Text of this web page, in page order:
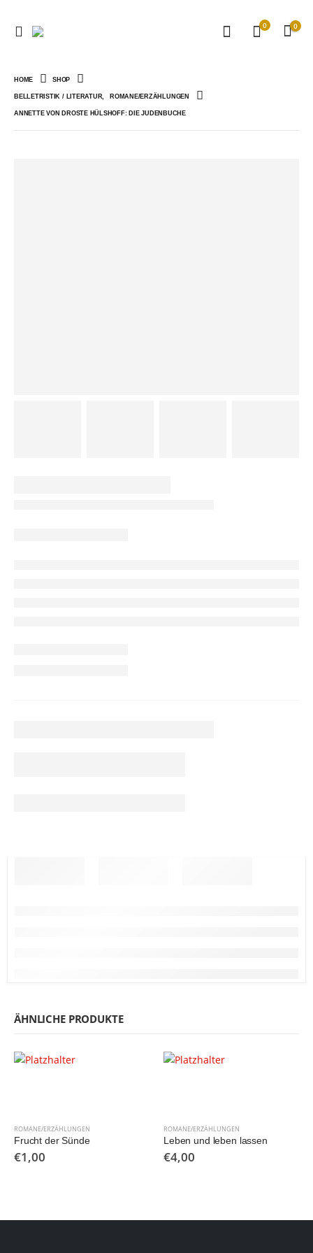
0 0
HOME SHOP
BELLETRISTIK / LITERATUR, ROMANE/ERZÄHLUNGEN
ANNETTE VON DROSTE HÜLSHOFF: DIE JUDENBUCHE
ÄHNLICHE PRODUKTE
ROMANE/ERZÄHLUNGEN
Frucht der Sünde
€1,00
ROMANE/ERZÄHLUNGEN
Leben und leben lassen
€4,00